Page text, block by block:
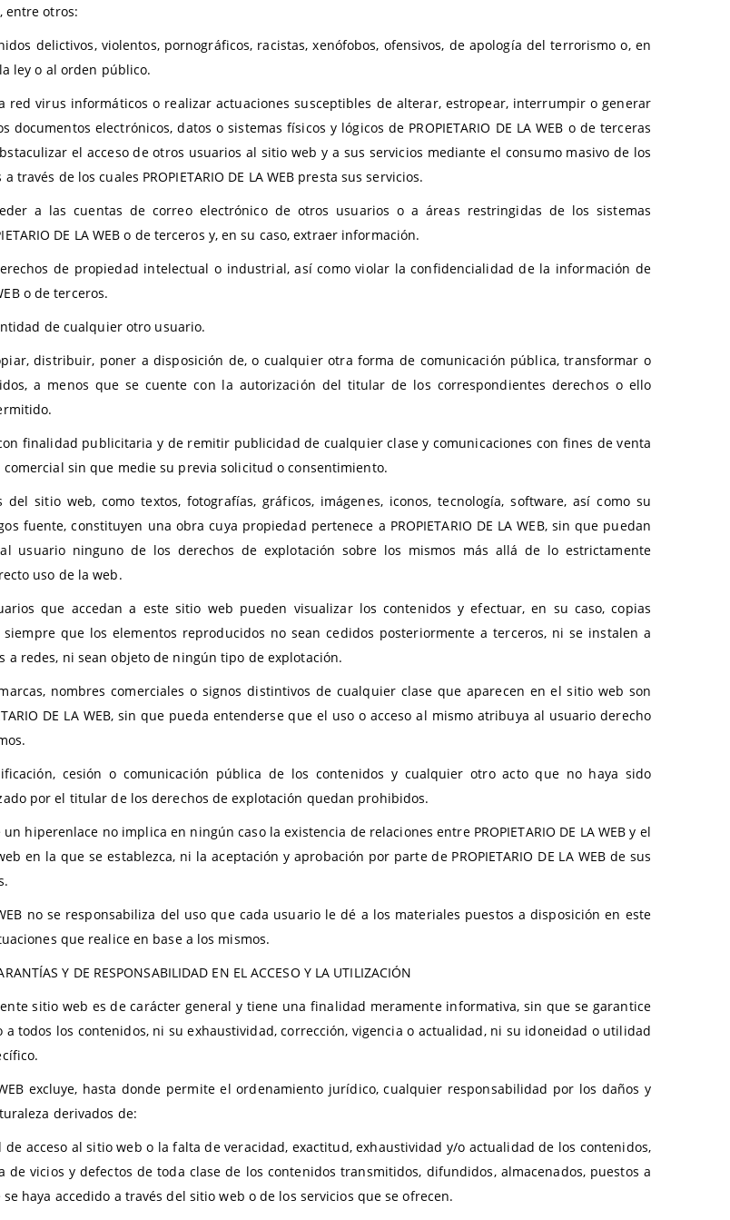
entre otros:
delictivos, violentos, pornográficos, racistas, xenófobos, ofensivos, de apología del terrorismo o, en
ley o al orden público.
virus informáticos o realizar actuaciones susceptibles de alterar, estropear, interrumpir o generar
documentos electrónicos, datos o sistemas físicos y lógicos de PROPIETARIO DE LA WEB o de terceras
el acceso de otros usuarios al sitio web y a sus servicios mediante el consumo masivo de los
través de los cuales PROPIETARIO DE LA WEB presta sus servicios.
las cuentas de correo electrónico de otros usuarios o a áreas restringidas de los sistemas
DE LA WEB o de terceros y, en su caso, extraer información.
de propiedad intelectual o industrial, así como violar la confidencialidad de la información de
o de terceros.
de cualquier otro usuario.
distribuir, poner a disposición de, o cualquier otra forma de comunicación pública, transformar o
a menos que se cuente con la autorización del titular de los correspondientes derechos o ello
finalidad publicitaria y de remitir publicidad de cualquier clase y comunicaciones con fines de venta
sin que medie su previa solicitud o consentimiento.
del sitio web, como textos, fotografías, gráficos, imágenes, iconos, tecnología, software, así como su
fuente, constituyen una obra cuya propiedad pertenece a PROPIETARIO DE LA WEB, sin que puedan
usuario ninguno de los derechos de explotación sobre los mismos más allá de lo estrictamente
uso de la web.
que accedan a este sitio web pueden visualizar los contenidos y efectuar, en su caso, copias
siempre que los elementos reproducidos no sean cedidos posteriormente a terceros, ni se instalen a
a redes, ni sean objeto de ningún tipo de explotación.
nombres comerciales o signos distintivos de cualquier clase que aparecen en el sitio web son
DE LA WEB, sin que pueda entenderse que el uso o acceso al mismo atribuya al usuario derecho
cesión o comunicación pública de los contenidos y cualquier otro acto que no haya sido
por el titular de los derechos de explotación quedan prohibidos.
hiperenlace no implica en ningún caso la existencia de relaciones entre PROPIETARIO DE LA WEB y el
en la que se establezca, ni la aceptación y aprobación por parte de PROPIETARIO DE LA WEB de sus
WEB no se responsabiliza del uso que cada usuario le dé a los materiales puestos a disposición en este
que realice en base a los mismos.
Y DE RESPONSABILIDAD EN EL ACCESO Y LA UTILIZACIÓN
sitio web es de carácter general y tiene una finalidad meramente informativa, sin que se garantice
a todos los contenidos, ni su exhaustividad, corrección, vigencia o actualidad, ni su idoneidad o utilidad
WEB excluye, hasta donde permite el ordenamiento jurídico, cualquier responsabilidad por los daños y
derivados de:
acceso al sitio web o la falta de veracidad, exactitud, exhaustividad y/o actualidad de los contenidos,
de vicios y defectos de toda clase de los contenidos transmitidos, difundidos, almacenados, puestos a
haya accedido a través del sitio web o de los servicios que se ofrecen.